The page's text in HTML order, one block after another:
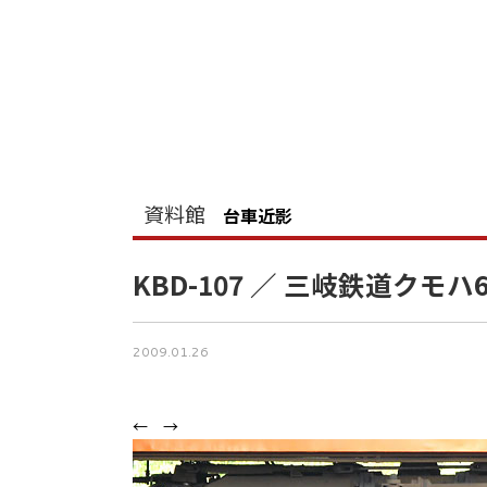
資料館 台車近影
KBD-107 ／ 三岐鉄道クモハ
2009.01.26
← →